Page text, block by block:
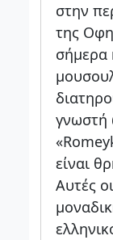
στην
της
σήμερα
γνωστή
είναι
Αυτές